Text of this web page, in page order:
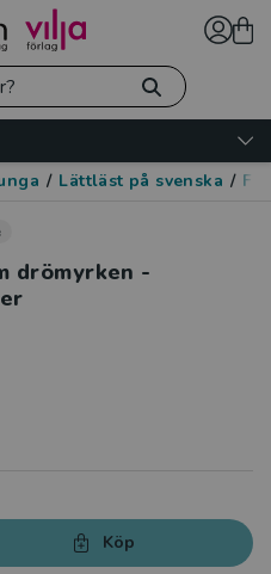
/ Lättläst på svenska /
drömyrken -
Köp